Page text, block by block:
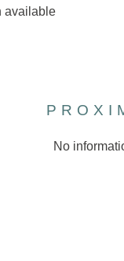
available
No